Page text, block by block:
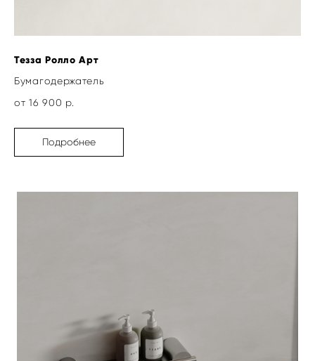
Тезза Ролло Арт
Бумагодержатель
от 16 900 р.
Подробнее